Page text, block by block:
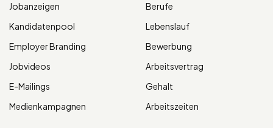
Jobanzeigen
Kandidatenpool
Employer Branding
Jobvideos
E-Mailings
Medienkampagnen
Berufe
Lebenslauf
Bewerbung
Arbeitsvertrag
Gehalt
Arbeitszeiten